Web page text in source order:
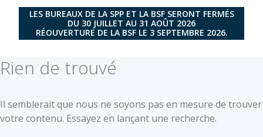
LES BUREAUX DE LA SPP ET LA BSF SERONT FERMÉS
DU 30 JUILLET AU 31 AOÛT 2026
RÉOUVERTURE DE LA BSF LE 3 SEPTEMBRE 2026.
Rien de trouvé
Il semblerait que nous ne soyons pas en mesure de trouver
votre contenu. Essayez en lançant une recherche.